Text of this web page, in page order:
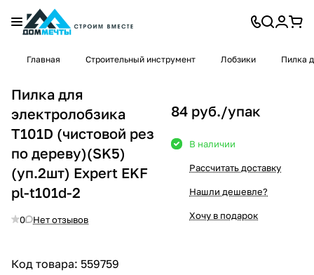
Главная Строительный инструмент Лобзики Пилка
Пилка для
электролобзика
T101D (чистовой рез
по дереву)(SK5)
(уп.2шт) Expert EKF
pl-t101d-2
0 Нет отзывов
Код товара: 559759
84 руб./упак
В наличии
Рассчитать доставку
Нашли дешевле?
Хочу в подарок